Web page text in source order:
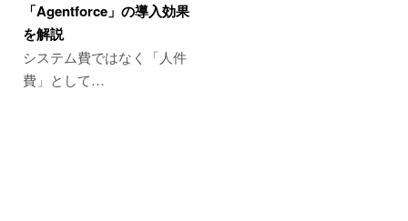
「Agentforce」の導入効果
を解説
システム費ではなく「人件
費」として…